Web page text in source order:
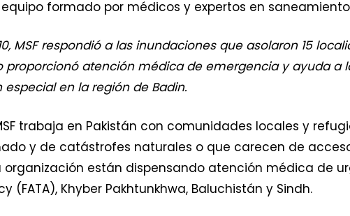
formado por médicos y expertos en
MSF respondió a las inundaciones que asolaron 15
proporcionó atención médica de emergencia y ayuda
especial en la región de Badin.
trabaja en Pakistán con comunidades locales y
y de catástrofes naturales o que carecen de
organización están dispensando atención médica de
(FATA), Khyber Pakhtunkhwa, Baluchistán y Sindh.